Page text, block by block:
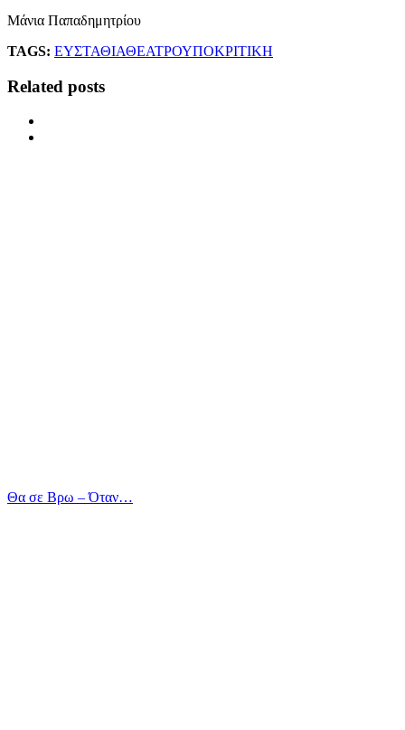
Μάνια Παπαδημητρίου
TAGS: ΕΥΣΤΑΘΙΑΘΕΑΤΡΟΥΠΟΚΡΙΤΙΚΗ
Related posts
Θα σε Βρω – Όταν…